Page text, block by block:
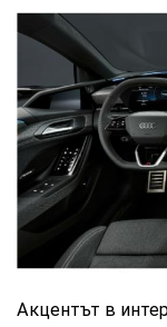
Акцентът в